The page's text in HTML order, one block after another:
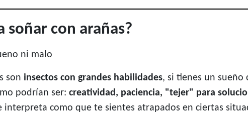
soñar con arañas?
ni malo
son insectos con grandes habilidades, si tienes un sueño
podrían ser: creatividad, paciencia, "tejer" para
como que te sientes atrapados en ciertas